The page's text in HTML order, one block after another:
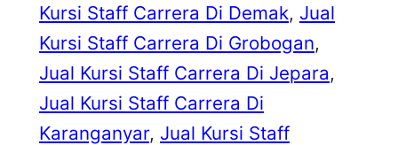
Kursi Staff Carrera Di Demak, Jual
Kursi Staff Carrera Di Grobogan
Jual Kursi Staff Carrera Di Jepara
Jual Kursi Staff Carrera Di
Karanganyar, Jual Kursi Staff